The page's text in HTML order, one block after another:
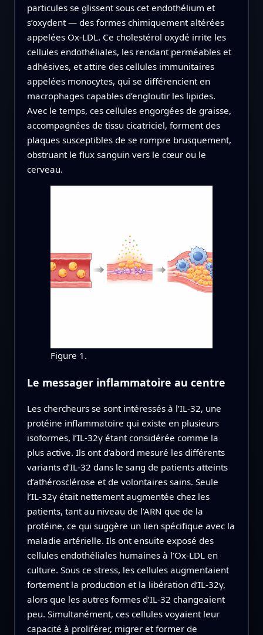
particules se glissent sous cet endothélium et
s’oxydent — des formes chimiquement altérées
appelées Ox‑LDL. Ce cholestérol oxydé irrite les
cellules endothéliales, les rendant perméables et
adhésives, et attire des cellules immunitaires
appelées monocytes, qui se différencient en
macrophages capables d’engloutir les lipides.
Avec le temps, ces cellules engorgées de graisse,
accompagnées de tissu cicatriciel, forment des
plaques susceptibles de se rompre brusquement,
obstruant le flux sanguin vers le cœur ou le
cerveau.
Figure 1.
Le messager inflammatoire au centre
Les chercheurs se sont intéressés à l’IL‑32, une
protéine inflammatoire qui existe en plusieurs
isoformes, l’IL‑32γ étant considérée comme la
plus active. Ils ont d’abord mesuré les différents
variants d’IL‑32 dans le sang de patients atteints
d’athérosclérose et de volontaires sains. Seule
l’IL‑32γ était nettement augmentée chez les
patients, tant au niveau de l’ARN que de la
protéine, ce qui suggère un lien spécifique avec la
maladie artérielle. Ils ont ensuite exposé des
cellules endothéliales humaines à l’Ox‑LDL en
culture. Sous ce stress, les cellules augmentaient
fortement la production et la libération d’IL‑32γ,
alors que les autres formes d’IL‑32 changeaient
peu. Simultanément, ces cellules voyaient leur
capacité à proliférer, migrer et former de